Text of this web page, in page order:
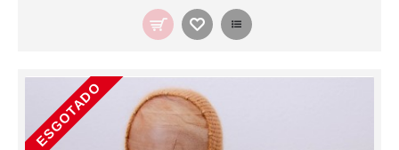
ESGOTADO